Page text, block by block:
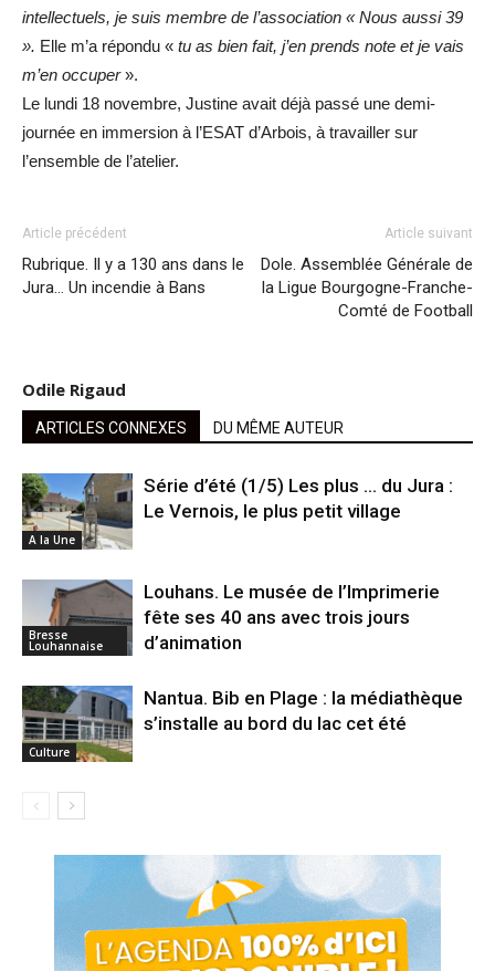
intellectuels, je suis membre de l’association « Nous aussi 39
». Elle m’a répondu « tu as bien fait, j’en prends note et je vais
m’en occuper».
Le lundi 18 novembre, Justine avait déjà passé une demi-
journée en immersion à l’ESAT d’Arbois, à travailler sur
l’ensemble de l’atelier.
Article précédent
Rubrique. Il y a 130 ans dans le
Jura… Un incendie à Bans
Article suivant
Dole. Assemblée Générale de
la Ligue Bourgogne-Franche-
Comté de Football
Odile Rigaud
ARTICLES CONNEXES DU MÊME AUTEUR
A la Une
Série d’été (1/5) Les plus … du Jura :
Le Vernois, le plus petit village
Bresse
Louhannaise
Louhans. Le musée de l’Imprimerie
fête ses 40 ans avec trois jours
d’animation
Culture
Nantua. Bib en Plage : la médiathèque
s’installe au bord du lac cet été